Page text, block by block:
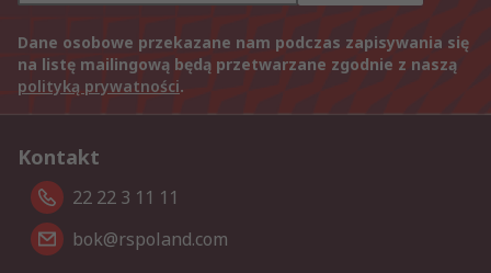
Dane osobowe przekazane nam podczas zapisywania się
na listę mailingową będą przetwarzane zgodnie z naszą
polityką prywatności.
Kontakt
22 22 3 11 11
bok@rspoland.com